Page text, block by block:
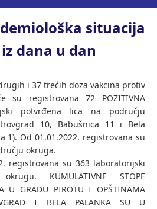
ZDRAVSTVO
situacija
dana u dan
i 37 trećih doza vakcina protiv
su registrovana 72 POZITIVNA
potvrđena lica na području
10, Babušnica 11 i Bela
1). Od 01.01.2022. registrovana su
okruga.
registrovana su 363 laboratorijski
KUMULATIVNE STOPE
U GRADU PIROTU I OPŠTINAMA
I BELA PALANKA SU U